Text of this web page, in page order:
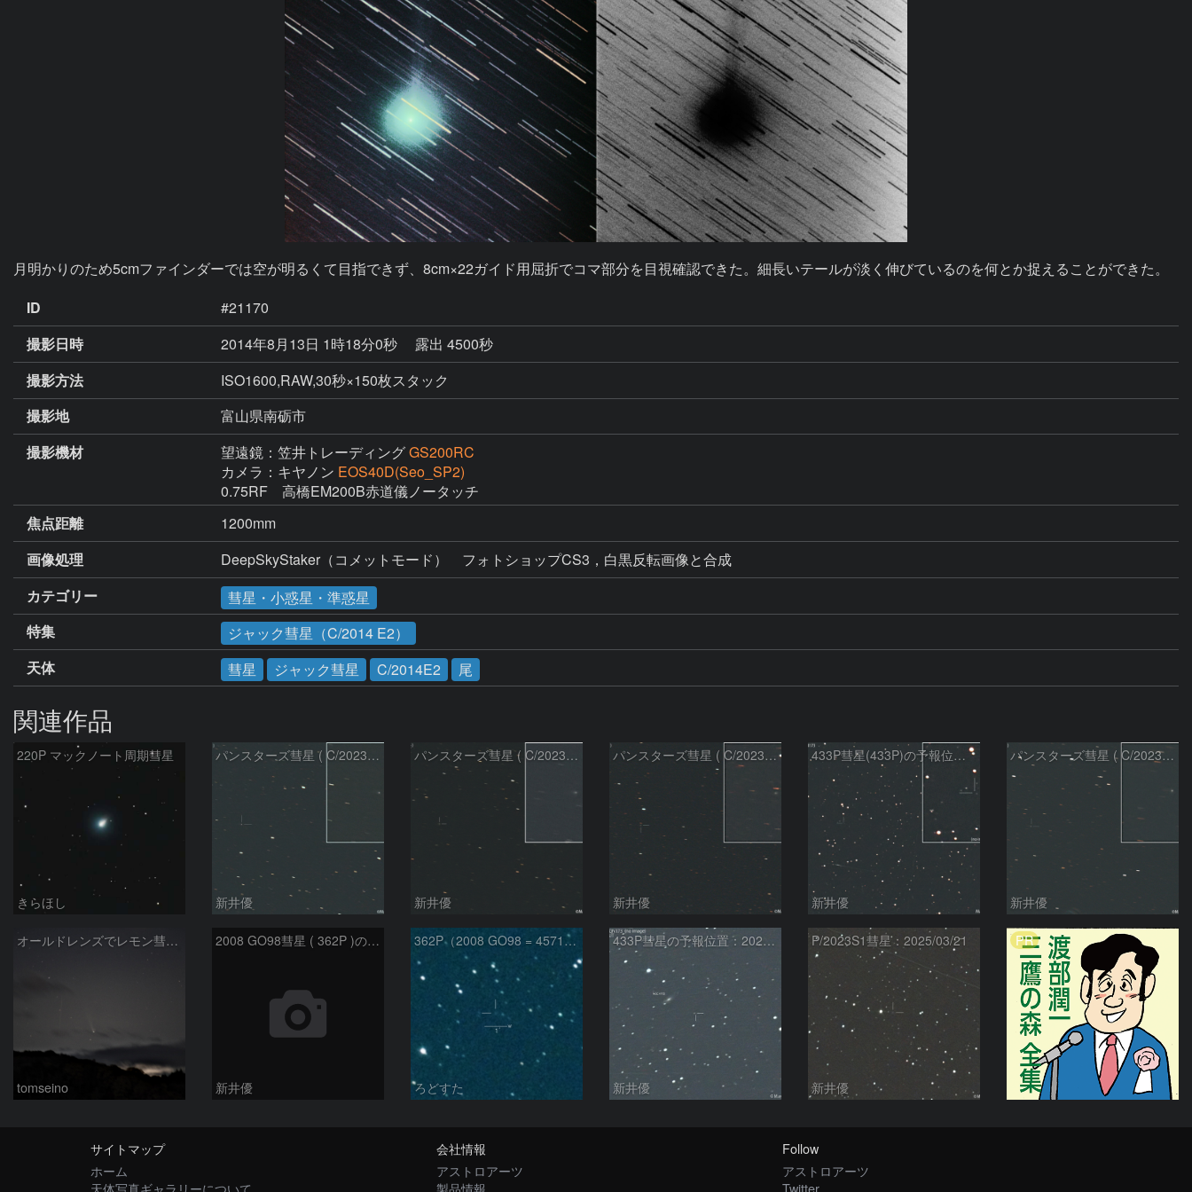
月明かりのため5cmファインダーでは空が明るくて目指できず、8cm×22ガイド用屈折でコマ部分を目視確認できた。細長いテールが淡く伸びているのを何とか捉えることができた。
ID
#21170
撮影日時
2014年8月13日 1時18分0秒
露出 4500秒
撮影方法
ISO1600,RAW,30秒×150枚スタック
撮影地
富山県南砺市
撮影機材
望遠鏡：笠井トレーディングGS200RC
カメラ：キヤノン EOS40D(Seo_SP2)
0.75RF　高橋EM200B赤道儀ノータッチ
焦点距離
1200mm
画像処理
DeepSkyStaker（コメットモード）　フォトショップCS3，白黒反転画像と合成
カテゴリー
彗星・小惑星・準惑星
特集
ジャック彗星（C/2014 E2）
天体
彗星 ジャック彗星 C/2014E2 尾
関連作品
220P マックノート周期彗星
きらほし
パンスターズ彗星 ( C/2023R1 )：2026/07/09
新井優
パンスターズ彗星 ( C/2023R1 ) ：2026/07/08
新井優
パンスターズ彗星 ( C/2023R1 ) ：2026/05/20
新井優
433P彗星(433P)の予報位置：2026/05/30
新井優
パンスターズ彗星 ( C/2023R1 ) ：2026/05/30
新井優
オールドレンズでレモン彗星11/9
tomseino
2008 GO98彗星 ( 362P )の予報位置：2025/09/25
新井優
362P（2008 GO98 = 457175）
ろどすた
433P彗星の予報位置：2025/05/04
新井優
P/2023S1彗星：2025/03/21
新井優
PR
サイトマップ
ホーム
天体写真ギャラリーについて
会社情報
アストロアーツ
製品情報
Follow
アストロアーツ
Twitter